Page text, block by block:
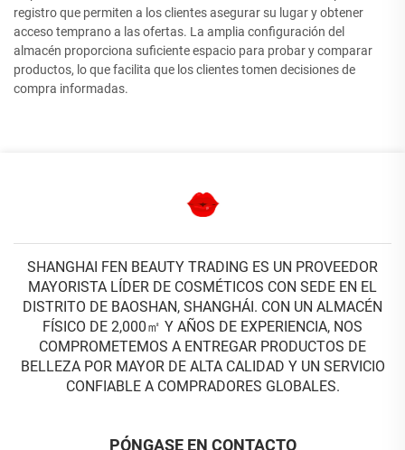
registro que permiten a los clientes asegurar su lugar y obtener
acceso temprano a las ofertas. La amplia configuración del
almacén proporciona suficiente espacio para probar y comparar
productos, lo que facilita que los clientes tomen decisiones de
compra informadas.
SHANGHAI FEN BEAUTY TRADING ES UN PROVEEDOR
MAYORISTA LÍDER DE COSMÉTICOS CON SEDE EN EL
DISTRITO DE BAOSHAN, SHANGHÁI. CON UN ALMACÉN
FÍSICO DE 2,000㎡ Y AÑOS DE EXPERIENCIA, NOS
COMPROMETEMOS A ENTREGAR PRODUCTOS DE
BELLEZA POR MAYOR DE ALTA CALIDAD Y UN SERVICIO
CONFIABLE A COMPRADORES GLOBALES.
PÓNGASE EN CONTACTO